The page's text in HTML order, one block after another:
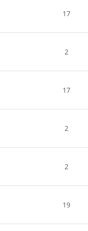
17
2
17
2
2
19